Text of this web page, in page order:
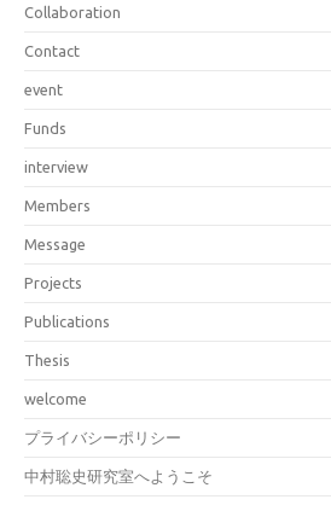
Collaboration
Contact
event
Funds
interview
Members
Message
Projects
Publications
Thesis
welcome
プライバシーポリシー
中村聡史研究室へようこそ